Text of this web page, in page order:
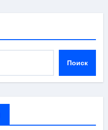
Поиск